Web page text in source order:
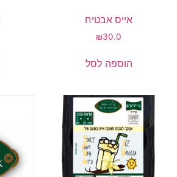
אייס אבטיח
₪30.0
הוספה לסל